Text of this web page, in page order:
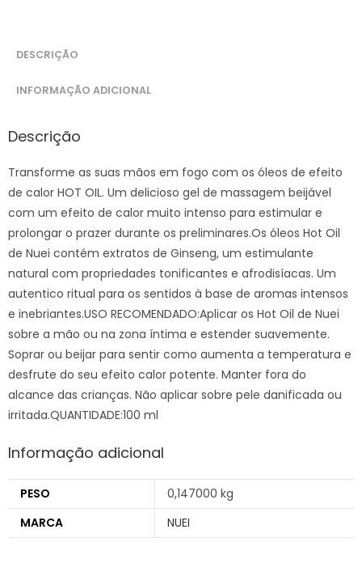
DESCRIÇÃO
INFORMAÇÃO ADICIONAL
Descrição
Transforme as suas mãos em fogo com os óleos de efeito
de calor HOT OIL. Um delicioso gel de massagem beijável
com um efeito de calor muito intenso para estimular e
prolongar o prazer durante os preliminares.Os óleos Hot Oil
de Nuei contém extratos de Ginseng, um estimulante
natural com propriedades tonificantes e afrodisíacas. Um
autentico ritual para os sentidos à base de aromas intensos
e inebriantes.USO RECOMENDADO:Aplicar os Hot Oil de Nuei
sobre a mão ou na zona íntima e estender suavemente.
Soprar ou beijar para sentir como aumenta a temperatura e
desfrute do seu efeito calor potente. Manter fora do
alcance das crianças. Não aplicar sobre pele danificada ou
irritada.QUANTIDADE:100 ml
Informação adicional
PESO
0,147000 kg
MARCA
NUEI